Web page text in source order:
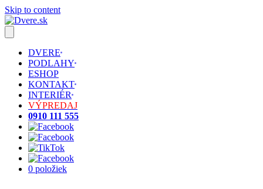
Skip to content
DVERE
PODLAHY
ESHOP
KONTAKT
INTERIÉR
VÝPREDAJ
0910 111 555
0 položiek